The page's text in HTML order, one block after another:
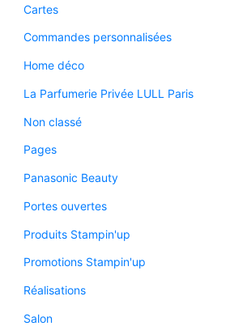
Cartes
Commandes personnalisées
Home déco
La Parfumerie Privée LULL Paris
Non classé
Pages
Panasonic Beauty
Portes ouvertes
Produits Stampin'up
Promotions Stampin'up
Réalisations
Salon